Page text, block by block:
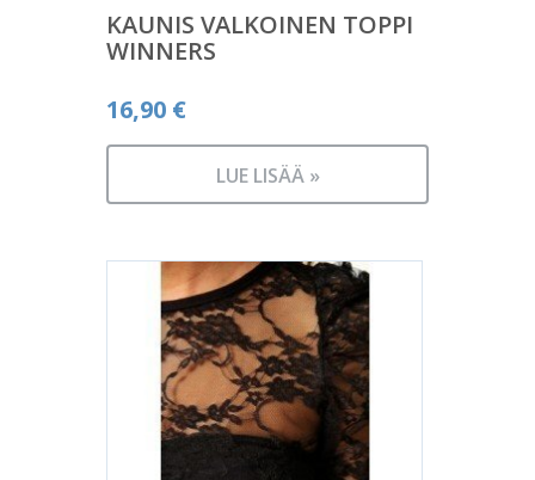
KAUNIS VALKOINEN TOPPI
WINNERS
16,90 €
LUE LISÄÄ »